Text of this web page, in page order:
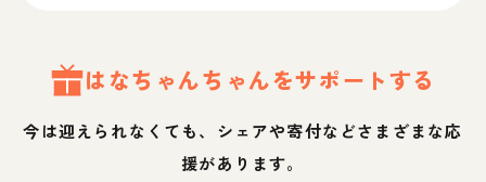
はなちゃんちゃんをサポートする
今は迎えられなくても、シェアや寄付などさまざまな応
援があります。